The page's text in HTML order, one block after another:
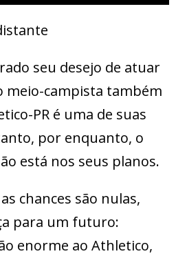
seu desejo de atuar
meio-campista também
PR é uma de suas
por enquanto, o
está nos seus planos.
chances são nulas,
para um futuro:
enorme ao Athletico,